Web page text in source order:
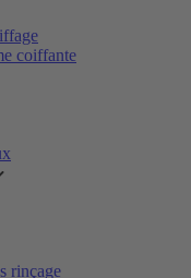
coiffante
rinçage